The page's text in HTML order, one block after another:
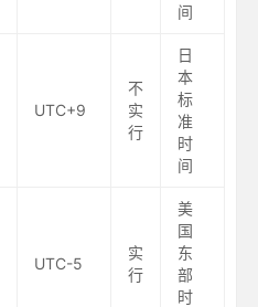
间
UTC+9
不
实
行
日
本
标
准
时
间
UTC-5
实
行
美
国
东
部
时